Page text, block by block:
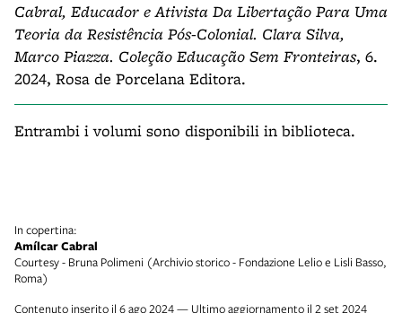
Cabral, Educador e Ativista Da Libertação Para Uma
Teoria da Resistência Pós-Colonial. Clara Silva,
Marco Piazza. Coleção Educação Sem Fronteiras, 6.
2024, Rosa de Porcelana Editora.
Entrambi i volumi sono disponibili in biblioteca.
In copertina:
Amílcar Cabral
Courtesy - Bruna Polimeni (Archivio storico - Fondazione Lelio e Lisli Basso,
Roma)
Contenuto inserito il 6 ago 2024 — Ultimo aggiornamento il 2 set 2024